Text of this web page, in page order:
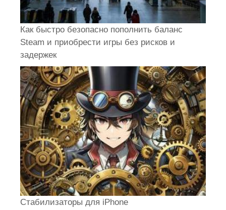
Как быстро безопасно пополнить баланс
Steam и приобрести игры без рисков и
задержек
Стабилизаторы для iPhone